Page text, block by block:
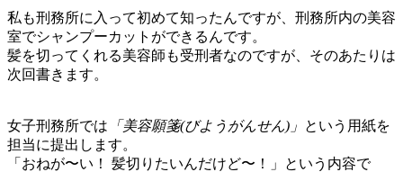
私も刑務所に入って初めて知ったんですが、刑務所内の美容
室でシャンプーカットができるんです。
髪を切ってくれる美容師も受刑者なのですが、そのあたりは
次回書きます。
女子刑務所では 「美容願箋(びようがんせん)」 という用紙を
担当に提出します。
「おねが〜い！ 髪切りたいんだけど〜！」という内容で